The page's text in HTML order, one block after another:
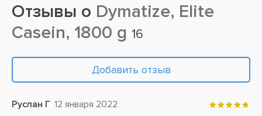
Отзывы о Dymatize, Elite
Casein, 1800 g 16
Добавить отзыв
Руслан Г 12 января 2022